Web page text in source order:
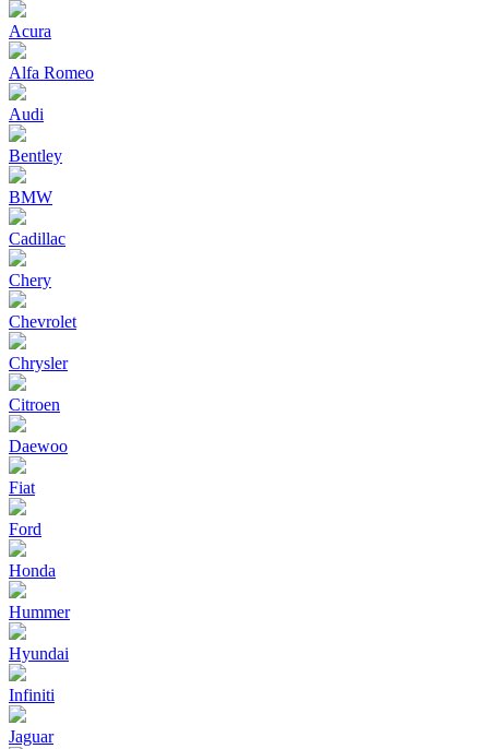
Acura
Alfa Romeo
Audi
Bentley
BMW
Cadillac
Chery
Chevrolet
Chrysler
Citroen
Daewoo
Fiat
Ford
Honda
Hummer
Hyundai
Infiniti
Jaguar